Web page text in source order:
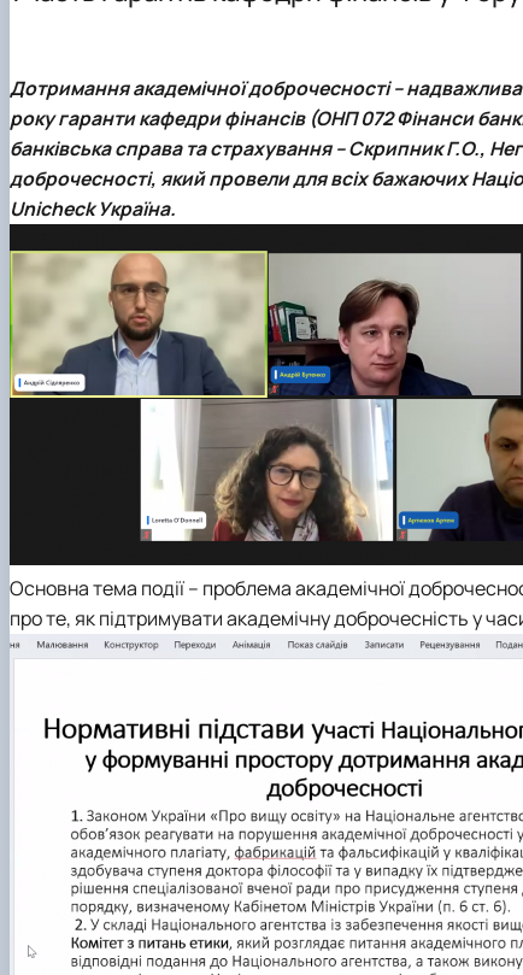
Офіційні документи
Тематика магістерських робіт
Практична підготовка
Академічна доброчесність
Скринька довіри
ОС PhD ОНП "Фінанси, банківська справа,
Науковий гурток "Фінансист"
Дотримання академічної доброчесності –
року гаранти кафедри фінансів (ОНП 072 Фінанси
банківська справа та страхування – Скрипник Г.О.,
доброчесності, який провели для всіх бажаючих
Unicheck Україна.
Основна тема події – проблема академічної
про те, як підтримувати академічну доброчесність у